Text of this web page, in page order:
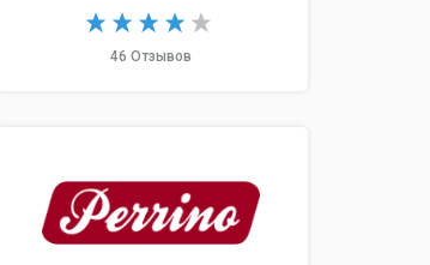
46 Отзывов